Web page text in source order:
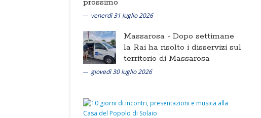
prossimo
venerdì 31 luglio 2026
Massarosa - Dopo settimane
la Rai ha risolto i disservizi sul
territorio di Massarosa
giovedì 30 luglio 2026